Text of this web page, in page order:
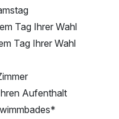
Tag Ihrer Wahl
Tag Ihrer Wahl
Aufenthalt